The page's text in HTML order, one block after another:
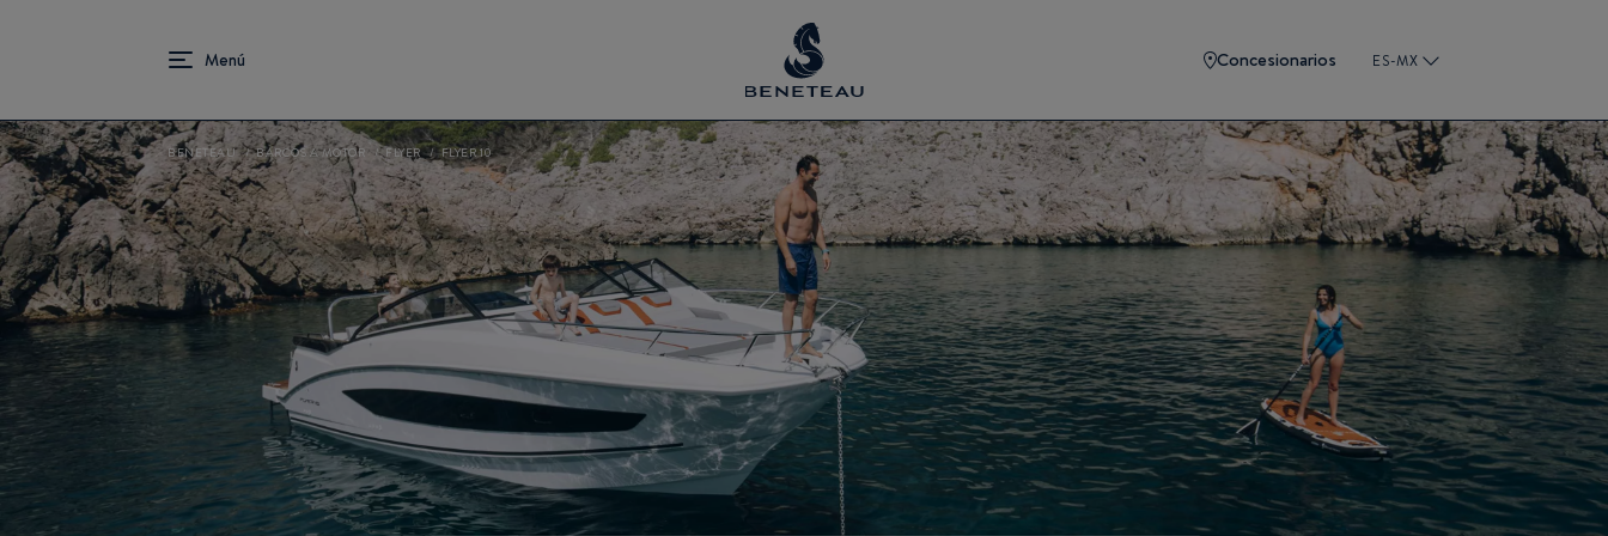
Concesionarios ES-MX
BENETEAU BARCOS A MOTOR FLYER FLYER 10